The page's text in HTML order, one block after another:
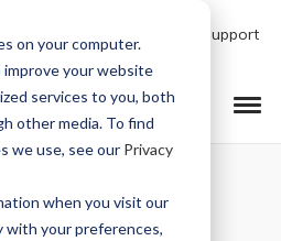
on your computer.
your website
services to you, both
other media. To find
we use, see our Privacy
when you visit our
with your preferences,
Support